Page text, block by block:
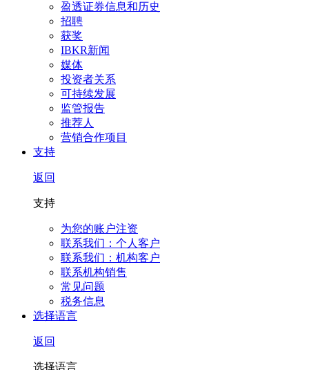
盈透证券信息和历史
招聘
获奖
IBKR新闻
媒体
投资者关系
可持续发展
监管报告
推荐人
营销合作项目
支持
返回
支持
为您的账户注资
联系我们：个人客户
联系我们：机构客户
联系机构销售
常见问题
税务信息
选择语言
返回
选择语言